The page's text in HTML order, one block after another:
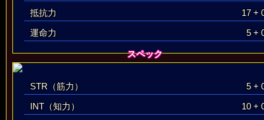
抵抗力
17 +
運命力
5 +
スペック
STR（筋力）
5 +
INT（知力）
10 +